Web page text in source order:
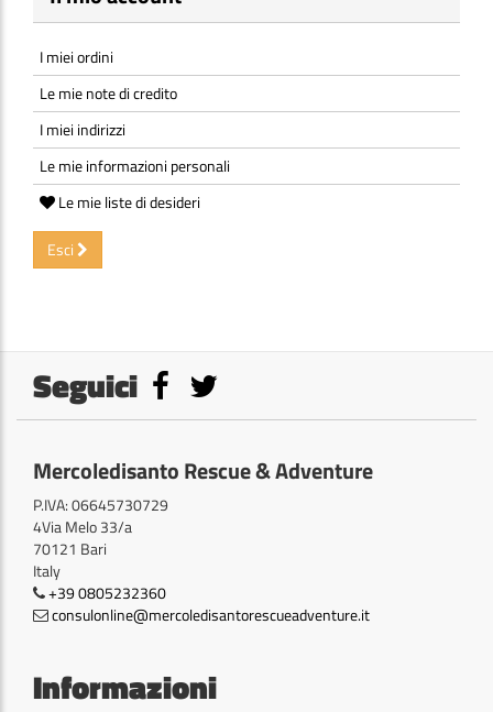
I miei ordini
Le mie note di credito
I miei indirizzi
Le mie informazioni personali
Le mie liste di desideri
Esci
Seguici
Mercoledisanto Rescue & Adventure
P.IVA: 06645730729
4Via Melo 33/a
70121 Bari
Italy
+39 0805232360
consulonline@mercoledisantorescueadventure.it
Informazioni